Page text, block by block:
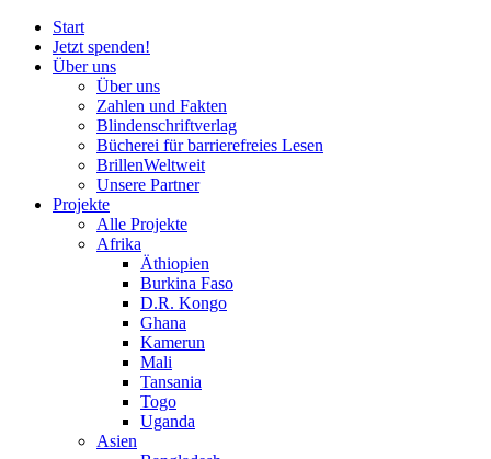
Start
Jetzt spenden!
Über uns
Über uns
Zahlen und Fakten
Blindenschriftverlag
Bücherei fürbarrierefreies Lesen
BrillenWeltweit
Unsere Partner
Projekte
Alle Projekte
Afrika
Äthiopien
Burkina Faso
D.R. Kongo
Ghana
Kamerun
Mali
Tansania
Togo
Uganda
Asien